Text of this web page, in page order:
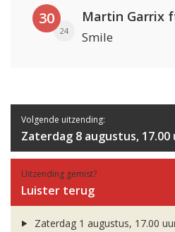
30
24
Martin Garrix
Smile
Volgende uitzending:
Zaterdag 8 augustus, 17.00
Uitzending gemist?
Luister terug
Zaterdag 1 augustus, 17.00